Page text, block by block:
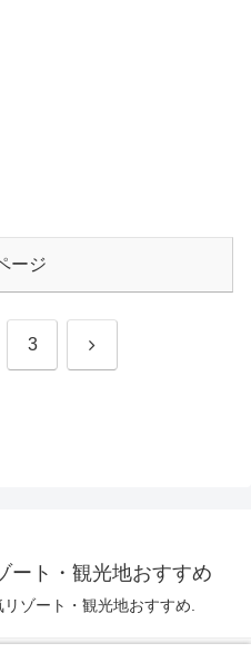
ージ
3 次
ート・観光地おすすめ
ゾート・観光地おすすめ.